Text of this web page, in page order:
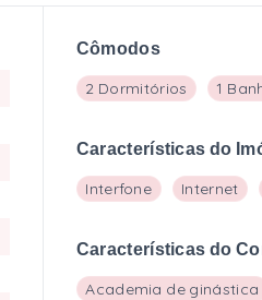
Cômodos
2 Dormitórios 1
Características do
Interfone Internet
Características do
Academia de ginástica